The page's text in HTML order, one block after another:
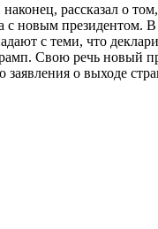
рассказал о
с новым президентом. В
с теми, что
Свою речь новый
заявления о выходе